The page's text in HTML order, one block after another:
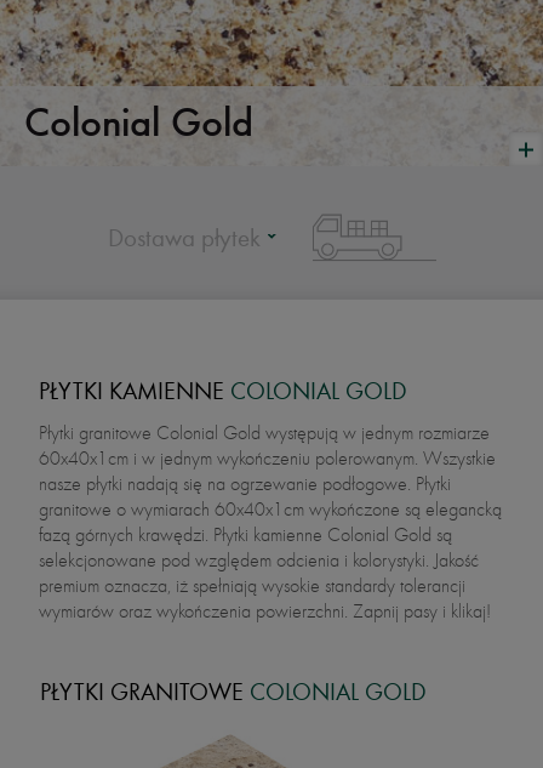
Colonial Gold
Dostawa płytek
PŁYTKI KAMIENNE COLONIAL GOLD
Płytki granitowe Colonial Gold występują w jednym rozmiarze
60x40x1cm i w jednym wykończeniu polerowanym. Wszystkie
nasze płytki nadają się na ogrzewanie podłogowe. Płytki
granitowe o wymiarach 60x40x1cm wykończone są elegancką
fazą górnych krawędzi. Płytki kamienne Colonial Gold są
selekcjonowane pod względem odcienia i kolorystyki. Jakość
premium oznacza, iż spełniają wysokie standardy tolerancji
wymiarów oraz wykończenia powierzchni. Zapnij pasy i klikaj!
PŁYTKI GRANITOWE COLONIAL GOLD